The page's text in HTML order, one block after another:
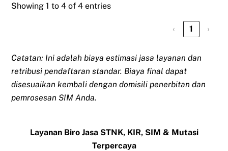
Showing 1 to 4 of 4 entries
‹ 1 ›
Catatan: Ini adalah biaya estimasi jasa layanan dan
retribusi pendaftaran standar. Biaya final dapat
disesuaikan kembali dengan domisili penerbitan dan
pemrosesan SIM Anda.
Layanan Biro Jasa STNK, KIR, SIM & Mutasi
Terpercaya